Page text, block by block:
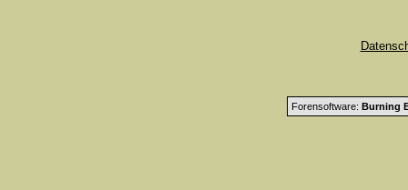
Forensoftware: Burning